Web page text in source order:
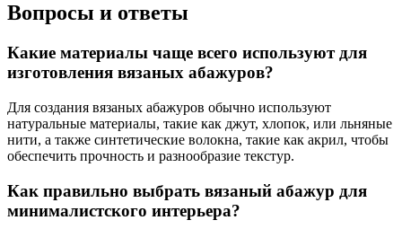
Вопросы и ответы
Какие материалы чаще всего используют для
изготовления вязаных абажуров?
Для создания вязаных абажуров обычно используют
натуральные материалы, такие как джут, хлопок, или льняные
нити, а также синтетические волокна, такие как акрил, чтобы
обеспечить прочность и разнообразие текстур.
Как правильно выбрать вязаный абажур для
минималистского интерьера?